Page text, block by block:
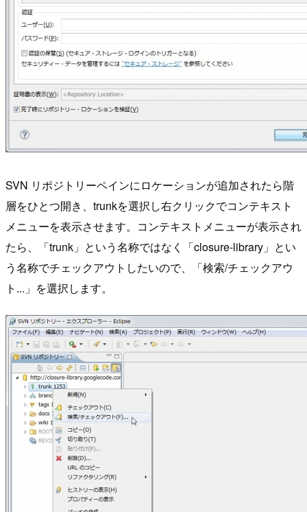
SVN リポジトリーペインにロケーションが追加されたら階
層をひとつ開き、trunkを選択し右クリックでコンテキスト
メニューを表示させます。コンテキストメニューが表示され
たら、「trunk」という名称ではなく「closure-library」とい
う名称でチェックアウトしたいので、「検索/チェックアウ
ト...」を選択します。